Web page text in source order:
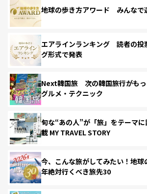
地球の歩き方アワード みんなで
エアラインランキング 読者の投
グ形式で発表
Next韓国旅 次の韓国旅行がもっ
グルメ・テクニック
旬な“あの人”が「旅」をテーマ
載 MY TRAVEL STORY
今、こんな旅がしてみたい！地
年絶対行くべき旅先30